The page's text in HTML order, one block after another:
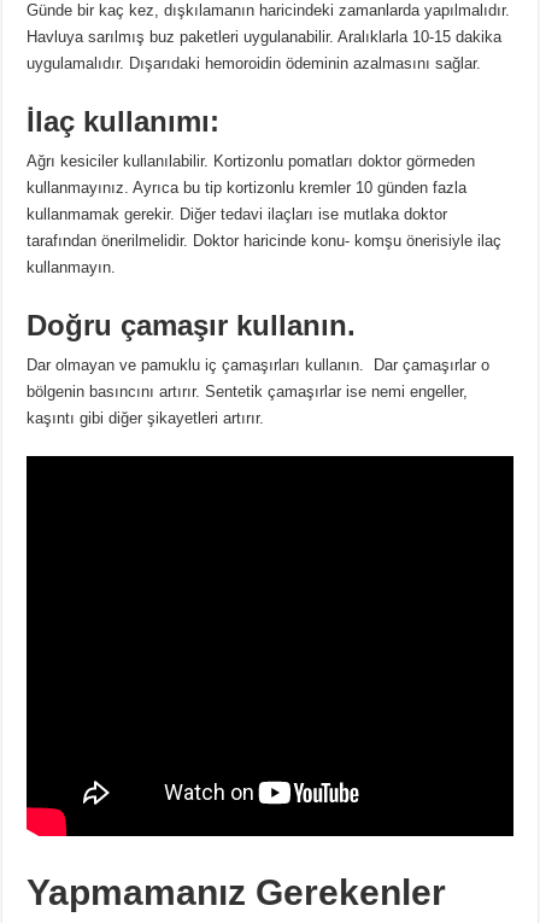
Günde bir kaç kez, dışkılamanın haricindeki zamanlarda yapılmalıdır.
Havluya sarılmış buz paketleri uygulanabilir. Aralıklarla 10-15 dakika
uygulamalıdır. Dışarıdaki hemoroidin ödeminin azalmasını sağlar.
İlaç kullanımı:
Ağrı kesiciler kullanılabilir. Kortizonlu pomatları doktor görmeden
kullanmayınız. Ayrıca bu tip kortizonlu kremler 10 günden fazla
kullanmamak gerekir. Diğer tedavi ilaçları ise mutlaka doktor
tarafından önerilmelidir. Doktor haricinde konu- komşu önerisiyle ilaç
kullanmayın.
Doğru çamaşır kullanın.
Dar olmayan ve pamuklu iç çamaşırları kullanın. Dar çamaşırlar o
bölgenin basıncını artırır. Sentetik çamaşırlar ise nemi engeller,
kaşıntı gibi diğer şikayetleri artırır.
Yapmamanız Gerekenler